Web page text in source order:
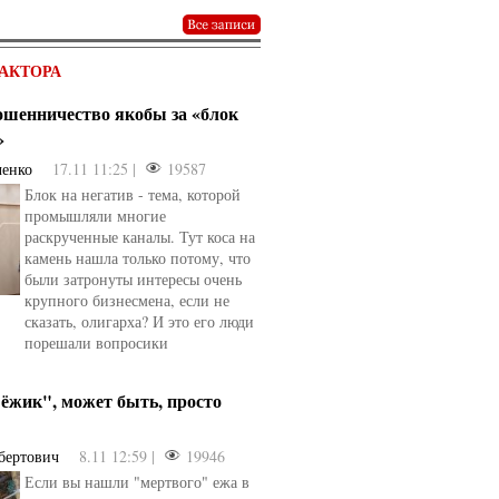
якобы за «блок
17.11 11:25 |
19587
Блок на негатив - тема, которой
промышляли многие
раскрученные каналы. Тут коса на
камень нашла только потому, что
были затронуты интересы очень
крупного бизнесмена, если не
сказать, олигарха? И это его люди
порешали вопросики
может быть, просто
8.11 12:59 |
19946
Если вы нашли "мертвого" ежа в